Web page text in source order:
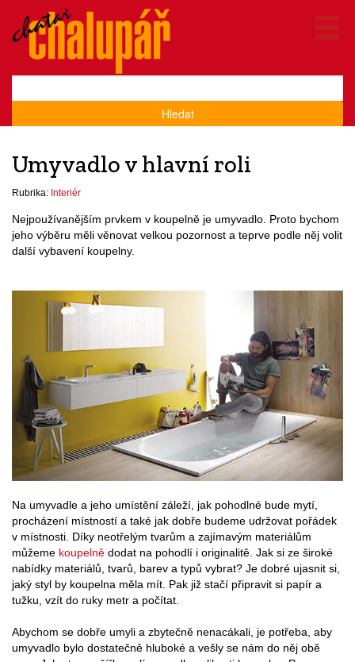
Hledat
Umyvadlo v hlavní roli
Rubrika: Interiér
Nejpoužívanějším prvkem v koupelně je umyvadlo. Proto bychom
jeho výběru měli věnovat velkou pozornost a teprve podle něj volit
další vybavení koupelny.
Na umyvadle a jeho umístění záleží, jak pohodlné bude mytí,
procházení místností a také jak dobře budeme udržovat pořádek
v místnosti. Díky neotřelým tvarům a zajímavým materiálům
můžeme koupelně dodat na pohodlí i originalitě. Jak si ze široké
nabídky materiálů, tvarů, barev a typů vybrat? Je dobré ujasnit si,
jaký styl by koupelna měla mít. Pak již stačí připravit si papír a
tužku, vzít do ruky metr a počítat.
Abychom se dobře umyli a zbytečně nenacákali, je potřeba, aby
umyvadlo bylo dostatečně hluboké a vešly se nám do něj obě